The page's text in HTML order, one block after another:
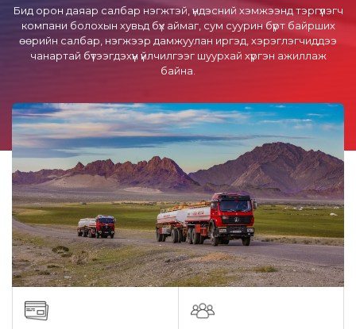
Бид орон даяар салбар нэгжтэй, үндэсний хэмжээнд тэргүүлэгч
компани болохын хувьд бүх аймаг, сум суурин бүрт байрших
өөрийн салбар, нэгжээр дамжуулан иргэд, хэрэглэгчиддээ
чанартай бүтээгдэхүүн үйлчилгээг шуурхай хүргэн ажиллаж
байна.